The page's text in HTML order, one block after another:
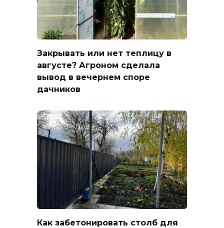
Закрывать или нет теплицу в
августе? Агроном сделала
вывод в вечернем споре
дачников
Как забетонировать столб для